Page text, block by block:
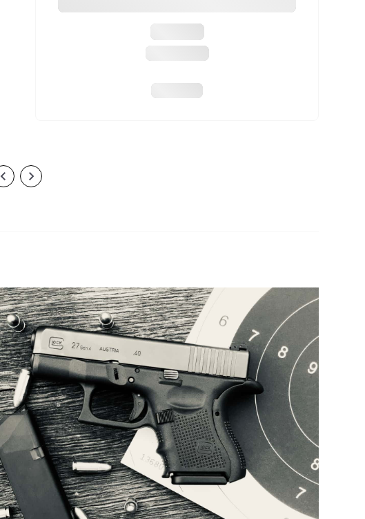
Mauser
M12 Impact
1299,99 €